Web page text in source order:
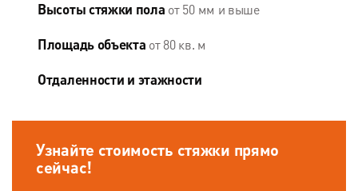
Высоты стяжки пола от 50 мм и выше
Площадь объекта от 80 кв. м
Отдаленности и этажности
Узнайте стоимость стяжки прямо
сейчас!